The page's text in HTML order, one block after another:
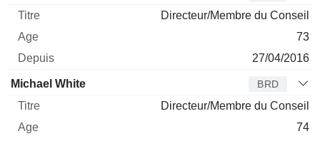
Directeur/Membre du Conseil
73
27/04/2016
Michael White BRD
Directeur/Membre du Conseil
74